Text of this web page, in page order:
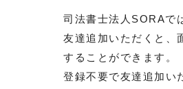
相続手続きに必要な戸籍
相続用語集
遺産分割協議書サンプル
相続人の中に親権者とそ
司法書士法人SORAで
友達追加いただくと、
することができます。
登録不要で友達追加い